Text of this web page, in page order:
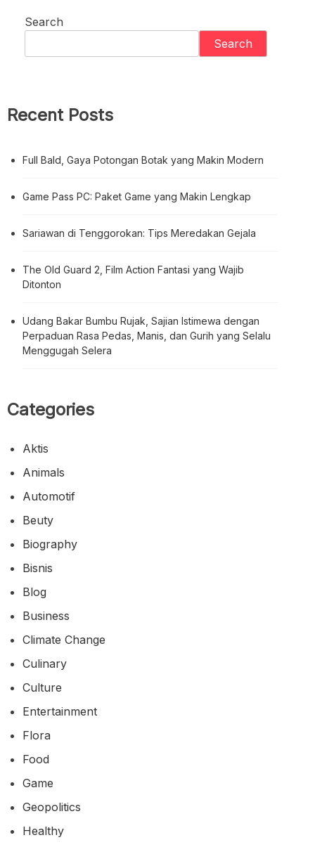
Search
Search
Recent Posts
Full Bald, Gaya Potongan Botak yang Makin Modern
Game Pass PC: Paket Game yang Makin Lengkap
Sariawan di Tenggorokan: Tips Meredakan Gejala
The Old Guard 2, Film Action Fantasi yang Wajib
Ditonton
Udang Bakar Bumbu Rujak, Sajian Istimewa dengan
Perpaduan Rasa Pedas, Manis, dan Gurih yang Selalu
Menggugah Selera
Categories
Aktis
Animals
Automotif
Beuty
Biography
Bisnis
Blog
Business
Climate Change
Culinary
Culture
Entertainment
Flora
Food
Game
Geopolitics
Healthy